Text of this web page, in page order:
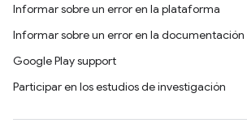
Informar sobre un error en la plataforma
Informar sobre un error en la documentación
Google Play support
Participar en los estudios de investigación